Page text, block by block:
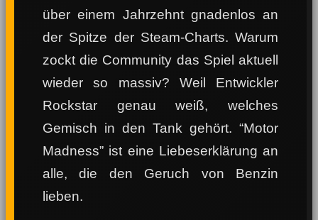
über einem Jahrzehnt gnadenlos an
der Spitze der Steam-Charts. Warum
zockt die Community das Spiel aktuell
wieder so massiv? Weil Entwickler
Rockstar genau weiß, welches
Gemisch in den Tank gehört. “Motor
Madness” ist eine Liebeserklärung an
alle, die den Geruch von Benzin
lieben.